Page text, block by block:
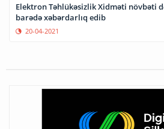
Elektron Təhlükəsizlik Xidməti növbəti
barədə xəbərdarlıq edib
20-04-2021